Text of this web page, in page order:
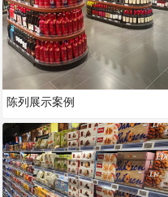
陈列展示案例